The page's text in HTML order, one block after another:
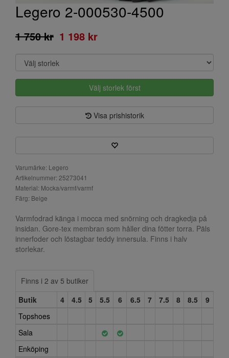
Legero 2-000530-4500
1 750 kr 1 198 kr
Välj storlek först
Visa prishistorik
Varumärke: Legero
Artikelnummer: 25273041
Material: Mocka/varmf/varmf
Färg: Beige
Varmfodrad känga i mocca med snörning och dragkedja på
insidan. Gore-tex membran som håller dina fötter torra. Päls
innerfoder och löstagbar teddy innersula. Finns i halv
storlekar.
Finns i 2 av 5 butiker
Butik
4 4.5 5 5.5 6 6.5 7 7.5 8 8.5
9
Topshoes
Sala
Enköping